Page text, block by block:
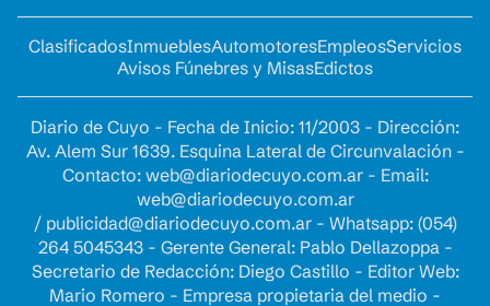
ClasificadosInmueblesAutomotoresEmpleosServicios
Avisos Fúnebres y MisasEdictos
Diario de Cuyo - Fecha de Inicio: 11/2003 - Dirección:
Av. Alem Sur 1639. Esquina Lateral de Circunvalación -
Contacto: web@diariodecuyo.com.ar- Email:
web@diariodecuyo.com.ar
/ publicidad@diariodecuyo.com.ar- Whatsapp: (054)
264 5045343 - Gerente General: Pablo Dellazoppa -
Secretario de Redacción: Diego Castillo - Editor Web:
Mario Romero - Empresa propietaria del medio -